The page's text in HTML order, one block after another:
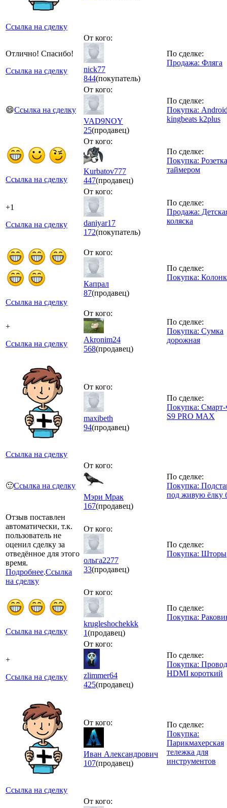
Ссылка на сделку
Отлично! Спасибо!
Ссылка на сделку
От кого:
nick77
844(покупатель)
По сделке:
Продажа: Фляга
😄Ссылка на сделку
От кого:
VAD9NOY
25(продавец)
По сделке:
Покупка:
kingbeats k2plus
Ссылка на сделку
От кого:
Kurbatov777
447(продавец)
По сделке:
Покупка:
таймером
+1
Ссылка на сделку
От кого:
daniyar17
172(покупатель)
По сделке:
Продажа:
коляска
Ссылка на сделку
От кого:
Капрал
87(продавец)
По сделке:
Покупка:
+
Ссылка на сделку
От кого:
Akronim24
568(продавец)
По сделке:
Покупка: Сумка
дорожная
Ссылка на сделку
От кого:
maxibeth
94(продавец)
По сделке:
Покупка: Смарт-
S9 PRO MAX
🙂Ссылка на сделку
От кого:
Мэри Мрак
167(продавец)
По сделке:
Покупка:
под живую ёлку
Отзыв поставлен
автоматически, т.к.
пользователь не
оценил сделку за
отведённое для этого
время.
Подробнее.Ссылка
на сделку
От кого:
ольга2277
33(продавец)
По сделке:
Покупка: Шторы
Ссылка на сделку
От кого:
krugleshochekkk
1(продавец)
По сделке:
Покупка:
+
Ссылка на сделку
От кого:
zlimmer64
425(продавец)
По сделке:
Покупка: Провод
HDMI короткий
Ссылка на сделку
От кого:
Иван Александрович
107(продавец)
По сделке:
Покупка:
Парикмахерская
тележка для
инструментов
От кого: